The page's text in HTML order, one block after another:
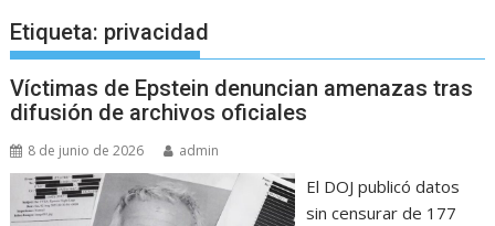
Etiqueta: privacidad
Víctimas de Epstein denuncian amenazas tras
difusión de archivos oficiales
8 de junio de 2026 admin
El DOJ publicó datos
sin censurar de 177